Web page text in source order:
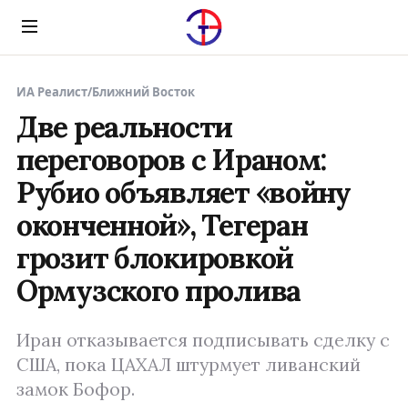
Menu
ИА Реалист/Ближний Восток
Две реальности
переговоров с Ираном:
Рубио объявляет «войну
оконченной», Тегеран
грозит блокировкой
Ормузского пролива
Иран отказывается подписывать сделку с
США, пока ЦАХАЛ штурмует ливанский
замок Бофор.